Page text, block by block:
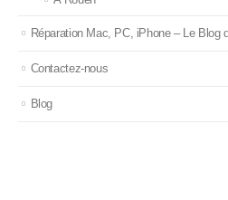
Réparation Mac, PC, iPhone – Le Blog
Contactez-nous
Blog